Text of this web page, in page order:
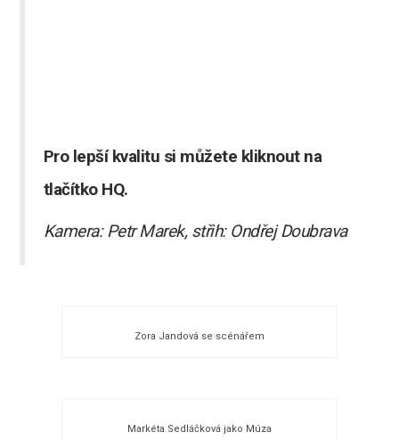
Pro lepší kvalitu si můžete kliknout na
tlačítko HQ.
Kamera: Petr Marek, střih: Ondřej Doubrava
Zora Jandová se scénářem
Markéta Sedláčková jako Múza